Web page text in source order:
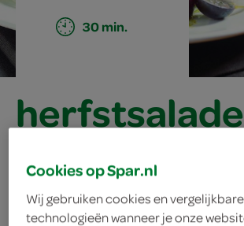
30 min.
warme
geitenkaas
Cookies op Spar.nl
Wij gebruiken cookies en vergelijkbare
technologieën wanneer je onze